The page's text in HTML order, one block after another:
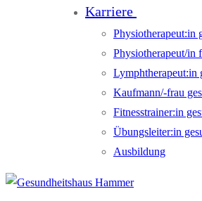
Karriere
Physiotherapeut:in
Physiotherapeut/in
Lymphtherapeut:in
Kaufmann/-frau
Fitnesstrainer:in
Übungsleiter:in
Ausbildung